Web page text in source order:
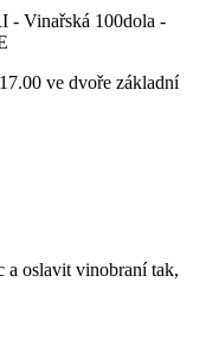
- Vinařská 100dola -
ve dvoře základní
a oslavit vinobraní tak,